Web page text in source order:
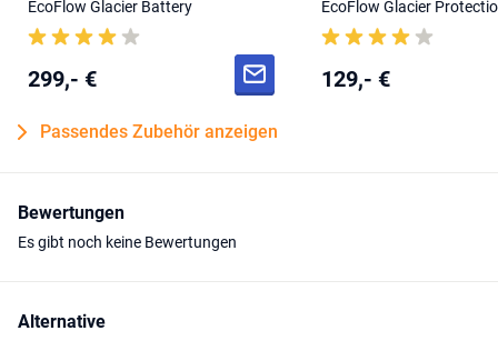
EcoFlow Glacier Battery
299,- €
EcoFlow Glacier
129,- €
Passendes Zubehör anzeigen
Bewertungen
Es gibt noch keine Bewertungen
Alternative